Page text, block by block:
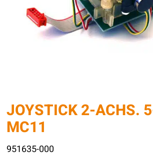
JOYSTICK 2-ACHS.
MC11
951635-000